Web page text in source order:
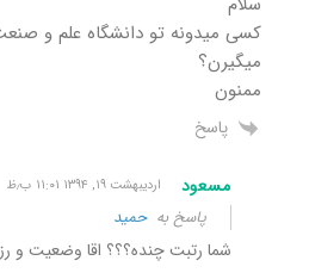
کسی میدونه تو دانشگاه علم و
میگیرن؟
ممنون
پاسخ
مسعود اردیبهشت ۱۹, ۱۳۹۴ ۱۱:۰۱ ب٫ظ
پاسخ بهحمید
شما رتبت چنده؟؟؟ اقا وضعیت و